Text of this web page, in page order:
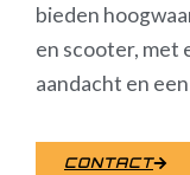
bieden
en scooter, met
aandacht en
CONTACT